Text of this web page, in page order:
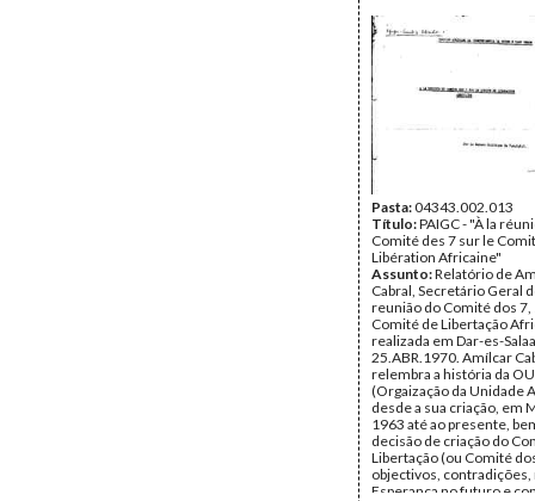
Tipo Documental:
Página(s):21
Pasta:04343.002.013
Título:PAIGC - "À la
Comité des 7 sur le
Libération Africaine"
Assunto:Relatório de
Cabral, Secretário Geral
reunião do Comité dos 7,
Comité de Libertação
realizada em Dar-es-
25.ABR.1970. Amílcar
relembra a história da
(Orgaização da Unidade
desde a sua criação, em
1963 até ao presente,
decisão de criação do
Libertação (ou Comité
objectivos,
Esperança no futuro e